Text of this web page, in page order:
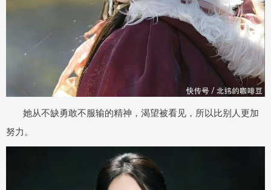
她从不缺勇敢不服输的精神，渴望被看见，所以比别人更加
努力。